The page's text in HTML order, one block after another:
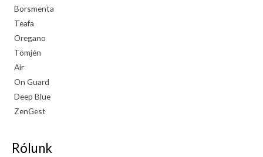
Borsmenta
Teafa
Oregano
Tömjén
Air
On Guard
Deep Blue
ZenGest
Rólunk